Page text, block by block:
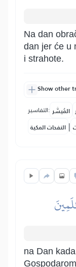
Na dan
dan jer će u
i strahote.
Show other
التفاسير: المُيسَّر
النفحات المكية |
na Dan